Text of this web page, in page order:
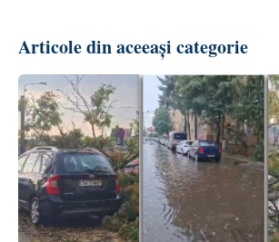
Articole din aceeași categorie